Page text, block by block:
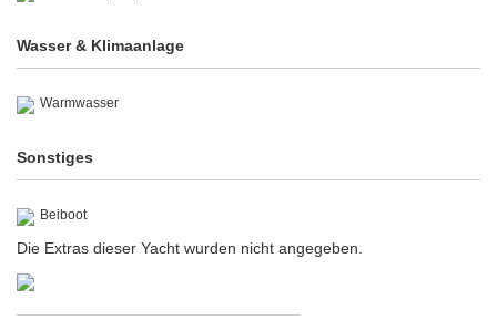
Wasser & Klimaanlage
Warmwasser
Sonstiges
Beiboot
Die Extras dieser Yacht wurden nicht angegeben.